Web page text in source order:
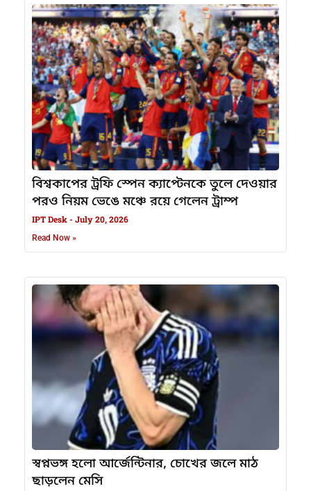
বিশ্বকাপের ট্রফি স্পেন ক্যাপ্টেনকে তুলে দেওয়ার
পরও নিয়ম ভেঙে মঞ্চে রয়ে গেলেন ট্রাম্প
IPT Desk July 20, 2026
Read Now »
স্বপ্নভঙ্গ হলো আর্জেন্টিনার, চোখের জলে মাঠ
ছাড়লেন মেসি